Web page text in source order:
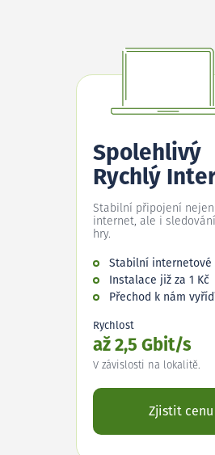
Spolehlivý
Rychlý
Stabilní připojení
internet, ale i
hry.
Stabilní internetové
Instalace již za 1 Kč
Přechod k nám
Rychlost
až 2,5 Gbit/s
V závislosti na lokalitě.
Zjistit cenu